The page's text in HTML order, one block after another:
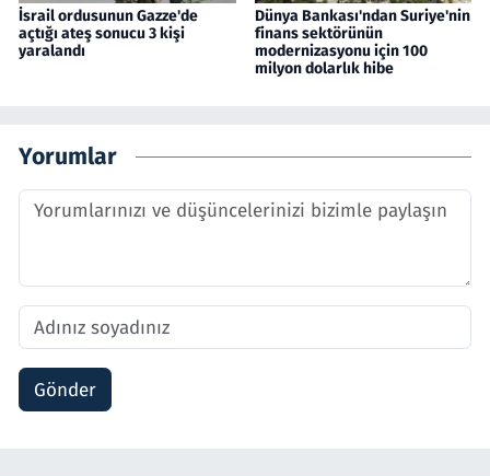
İsrail ordusunun Gazze'de
açtığı ateş sonucu 3 kişi
yaralandı
Dünya Bankası'ndan Suriye'nin
finans sektörünün
modernizasyonu için 100
milyon dolarlık hibe
Yorumlar
Gönder